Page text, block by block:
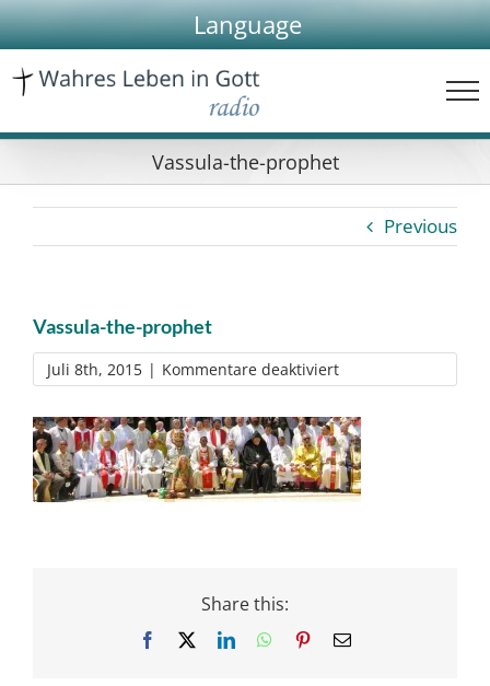
Skip
to
content
Language
Vassula-the-prophet
Previous
Vassula-the-prophet
Juli 8th, 2015 | Kommentare deaktiviertfür
Vassula-
the-
prophet
Share this:
Facebook LinkedInWhatsApp
PinterestEmail